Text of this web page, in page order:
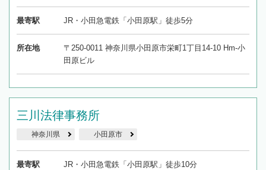
最寄駅 JR・小田急電鉄「小田原駅」徒歩5分
所在地
〒250-0011 神奈川県小田原市栄町1丁目14-10 Hm-小
田原ビル
三川法律事務所
神奈川県 小田原市
最寄駅 JR・小田急電鉄「小田原駅」徒歩10分